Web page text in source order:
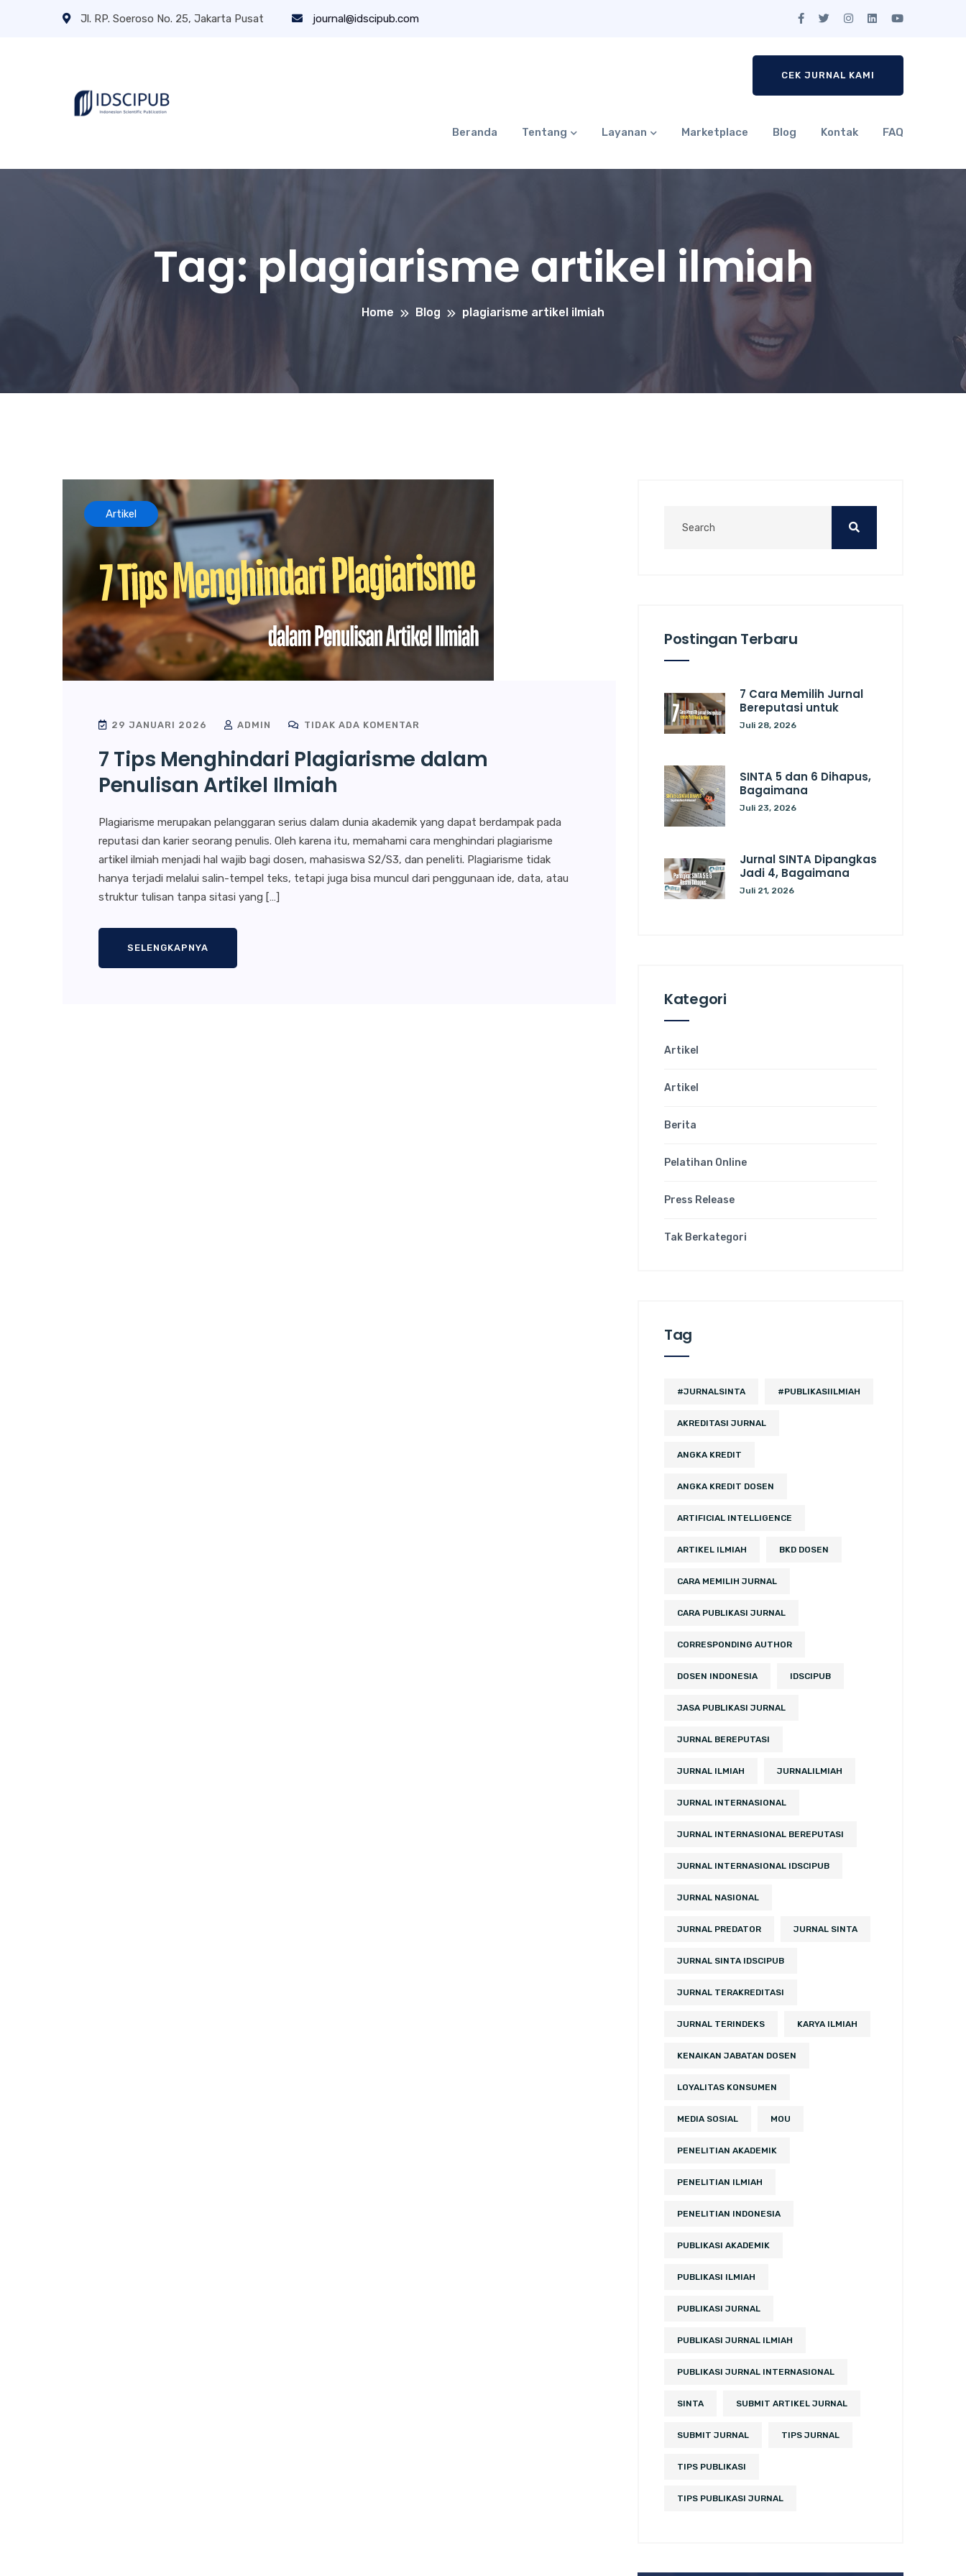
Jl. RP. Soeroso No. 25, Jakarta Pusat journal@idscipub.com
CEK JURNAL KAMI
Beranda Tentang Layanan Marketplace Blog Kontak FAQ
Tag:plagiarisme artikel ilmiah
Home Blog plagiarisme artikel ilmiah
Artikel
29 JANUARI 2026 ADMIN TIDAK ADA KOMENTAR
7 Tips Menghindari Plagiarisme dalam
Penulisan Artikel Ilmiah
Plagiarisme merupakan pelanggaran serius dalam dunia akademik yang dapat berdampak pada
reputasi dan karier seorang penulis. Oleh karena itu, memahami cara menghindari plagiarisme
artikel ilmiah menjadi hal wajib bagi dosen, mahasiswa S2/S3, dan peneliti. Plagiarisme tidak
hanya terjadi melalui salin-tempel teks, tetapi juga bisa muncul dari penggunaan ide, data, atau
struktur tulisan tanpa sitasi yang […]
SELENGKAPNYA
Postingan Terbaru
7 Cara Memilih Jurnal
Bereputasi untuk
Juli 28, 2026
SINTA 5 dan 6 Dihapus,
Bagaimana
Juli 23, 2026
Jurnal SINTA Dipangkas
Jadi 4, Bagaimana
Juli 21, 2026
Kategori
Artikel
Artikel
Berita
Pelatihan Online
Press Release
Tak Berkategori
Tag
#JURNALSINTA #PUBLIKASIILMIAH
AKREDITASI JURNAL
ANGKA KREDIT
ANGKA KREDIT DOSEN
ARTIFICIAL INTELLIGENCE
ARTIKEL ILMIAH BKD DOSEN
CARA MEMILIH JURNAL
CARA PUBLIKASI JURNAL
CORRESPONDING AUTHOR
DOSEN INDONESIA IDSCIPUB
JASA PUBLIKASI JURNAL
JURNAL BEREPUTASI
JURNAL ILMIAH JURNALILMIAH
JURNAL INTERNASIONAL
JURNAL INTERNASIONAL BEREPUTASI
JURNAL INTERNASIONAL IDSCIPUB
JURNAL NASIONAL
JURNAL PREDATOR JURNAL SINTA
JURNAL SINTA IDSCIPUB
JURNAL TERAKREDITASI
JURNAL TERINDEKS KARYA ILMIAH
KENAIKAN JABATAN DOSEN
LOYALITAS KONSUMEN
MEDIA SOSIAL MOU
PENELITIAN AKADEMIK
PENELITIAN ILMIAH
PENELITIAN INDONESIA
PUBLIKASI AKADEMIK
PUBLIKASI ILMIAH
PUBLIKASI JURNAL
PUBLIKASI JURNAL ILMIAH
PUBLIKASI JURNAL INTERNASIONAL
SINTA SUBMIT ARTIKEL JURNAL
SUBMIT JURNAL TIPS JURNAL
TIPS PUBLIKASI
TIPS PUBLIKASI JURNAL